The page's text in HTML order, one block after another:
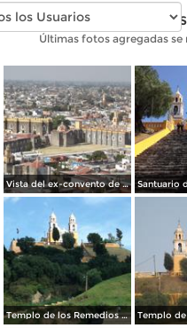
Fotos
Últimas fotos agregadas se
Vista del ex-convento de San Gabriel, siglo XVI. Enero/2017
Templo de los Remedios y pirámide de Cholula. Agosto/2015